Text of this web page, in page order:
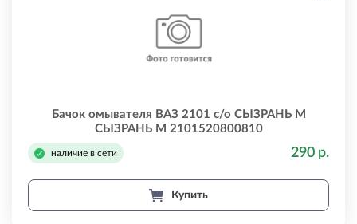
Бачок омывателя ВАЗ 2101 с/о СЫЗРАНЬ М
СЫЗРАНЬ М 2101520800810
наличие в сети 290 р.
Купить